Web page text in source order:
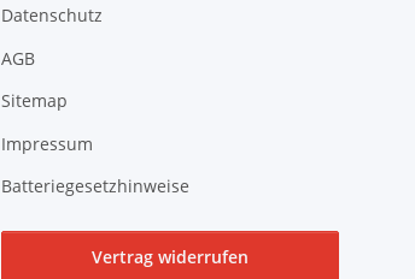
Datenschutz
AGB
Sitemap
Impressum
Batteriegesetzhinweise
Vertrag widerrufen